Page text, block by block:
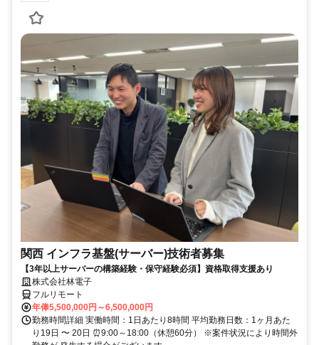
関西 インフラ基盤(サーバー)技術者募集
【3年以上サーバーの構築経験・保守経験必須】資格取得支援あり
株式会社林電子
フルリモート
年俸5,500,000円～6,500,000円
勤務時間詳細 実働時間：1日あたり8時間 平均勤務日数：1ヶ月あた
り19日 〜 20日 ⏰9:00～18:00（休憩60分） ※案件状況により時間外